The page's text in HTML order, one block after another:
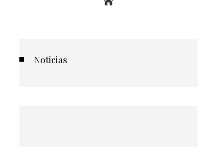
Noticias